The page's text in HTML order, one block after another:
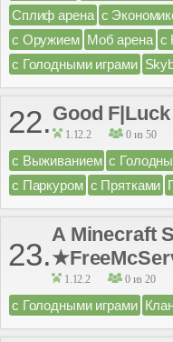
Сплиф арена с
с Оружием Моб арена с
с Голодными играми
22. Good F|Luck
1.12.2 0 из 50
с Выживанием с
с Паркуром с Прятками
23.
A Minecraft
1.12.2 0 из 20
с Голодными играми